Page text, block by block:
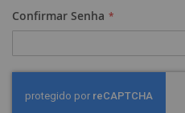
Confirmar Senha